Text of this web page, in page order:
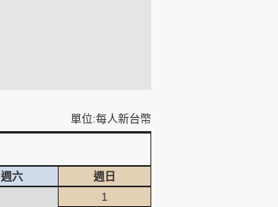
單位:每人新台幣
週六
週日
1